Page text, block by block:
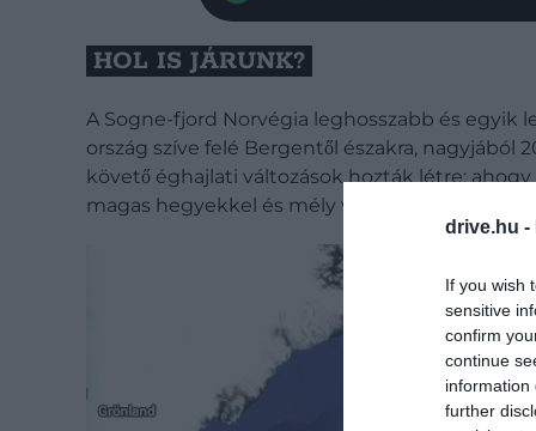
drive.hu -
If you wish
sensitive
confirm
continue
information
further
HOL IS JÁRUNK?
A Sogne-fjord Norvégia leghosszabb és egyik
ország szíve felé Bergentől északra, nagyjából
követő éghajlati változások hozták létre:
magas hegyekkel és mély völgyekkel.